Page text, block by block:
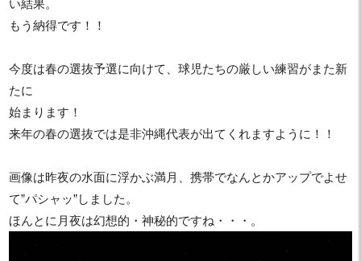
い結果。
もう納得です！！
今度は春の選抜予選に向けて、球児たちの厳しい練習がまた新
たに
始まります！
来年の春の選抜では是非沖縄代表が出てくれますように！！
画像は昨夜の水面に浮かぶ満月、携帯でなんとかアップでよせ
て”パシャッ”しました。
ほんとに月夜は幻想的・神秘的ですね・・・。